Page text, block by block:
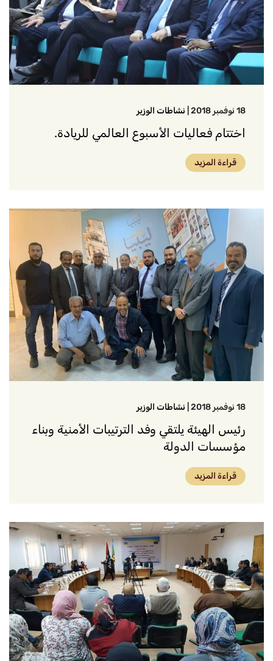
18 نوفمبر 2018 نشاطات الوزير
اختتام فعاليات الأسبوع العالمي للريادة.
قراءة المزيد
18 نوفمبر 2018 نشاطات الوزير
رئيس الهيئة يلتقي وفد الترتيبات الأمنية وبناء
مؤسسات الدولة
قراءة المزيد